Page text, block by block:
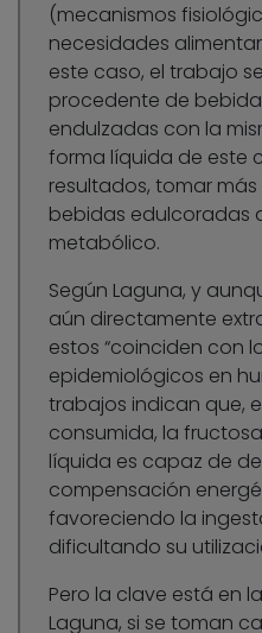
(mecanismos
necesidades
este caso, el trabajo
procedente de
endulzadas con la
forma líquida de este
resultados, tomar
bebidas edulcoradas
metabólico.
Según Laguna, y
aún directamente
estos “coinciden con
epidemiológicos en
trabajos indican que,
consumida, la
líquida es capaz de
compensación
favoreciendo la
dificultando su
Pero la clave está en
Laguna, si se toman